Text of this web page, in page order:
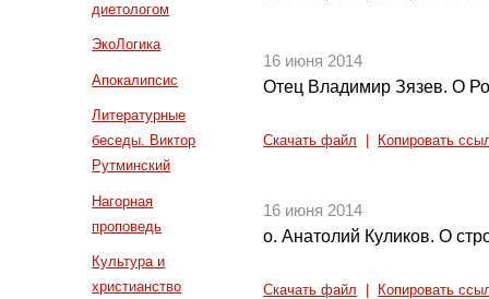
диетологом
ЭкоЛогика
Апокалипсис
Литературные
беседы. Виктор
Рутминский
Нагорная
проповедь
Культура и
христианство
16 июня 2014
Отец Владимир Зязев. О
Скачать файл Копировать
16 июня 2014
о. Анатолий Куликов. О
Скачать файл Копировать